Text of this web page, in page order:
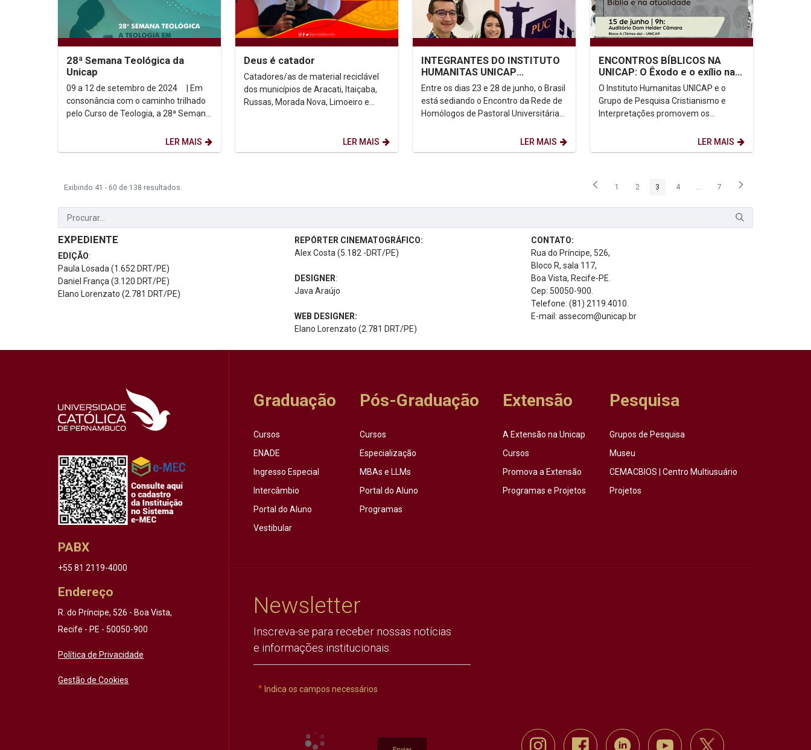
28ª Semana Teológica da
Unicap
09 a 12 de setembro de 2024 | Em
consonância com o caminho trilhado
pelo Curso de Teologia, a 28ª Semana
LER MAIS
Deus é catador
Catadores/as de material reciclável
dos municípios de Aracati, Itaiçaba,
Russas, Morada Nova, Limoeiro e
LER MAIS
INTEGRANTES DO INSTITUTO
HUMANITAS UNICAP
PARTICIPAM DO ENCONTRO
DA REDE DE PASTORAL...
Entre os dias 23 e 28 de junho, o Brasil
está sediando o Encontro da Rede de
Homólogos de Pastoral Universitária
LER MAIS
ENCONTROS BÍBLICOS NA
UNICAP: O Êxodo e o exílio nas
narrativas bíblicas
O Instituto Humanitas UNICAP e o
Grupo de Pesquisa Cristianismo e
Interpretações promovem os
dia 15 de junho, às 9h, no...LER MAIS
Exibindo 41 - 60 de 138 resultados. Página
1 Página
2 Página
3 Página
4 ...Páginas intermediárias Usar
Página
7
EXPEDIENTE
EDIÇÃO:
Paula Losada (1.652 DRT/PE)
Daniel França (3.120 DRT/PE)
Elano Lorenzato (2.781 DRT/PE)
REPÓRTER CINEMATOGRÁFICO:
Alex Costa (5.182 -DRT/PE)
DESIGNER:
Java Araújo
WEB DESIGNER:
Elano Lorenzato (2.781 DRT/PE)
CONTATO:
Rua do Príncipe, 526,
Bloco R, sala 117,
Boa Vista, Recife-PE.
Cep: 50050-900.
Telefone: (81) 2119.4010.
E-mail: assecom@unicap.br
PABX
+55 81 2119-4000
Endereço
R. do Príncipe, 526 - Boa Vista,
Recife - PE - 50050-900
Política de Privacidade
Gestão de Cookies
Graduação
Cursos
ENADE
Ingresso Especial
Intercâmbio
Portal do Aluno
Vestibular
Pós-Graduação
Cursos
Especialização
MBAs e LLMs
Portal do Aluno
Programas
Extensão
A Extensão na Unicap
Cursos
Promova a Extensão
Programas e Projetos
Pesquisa
Grupos de Pesquisa
Museu
CEMACBIOS | Centro Multiusuário
Projetos
Newsletter
Inscreva-se para receber nossas notícias
e informações institucionais.
Indica os campos necessários